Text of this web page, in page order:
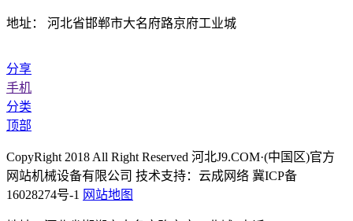
地址： 河北省邯郸市大名府路京府工业城
分享
手机
分类
顶部
CopyRight 2018 All Right Reserved 河北J9.COM·(中国区)官方
网站机械设备有限公司 技术支持：云成网络 冀ICP备
16028274号-1 网站地图